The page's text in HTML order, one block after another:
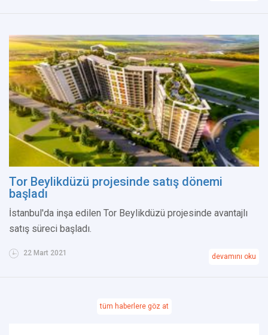
Tor Beylikdüzü projesinde satış dönemi
başladı
İstanbul'da inşa edilen Tor Beylikdüzü projesinde avantajlı
satış süreci başladı.
22 Mart 2021 devamını oku
tüm haberlere göz at